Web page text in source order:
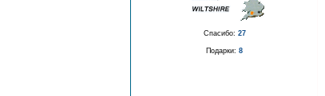
Спасибо: 27
Подарки: 8